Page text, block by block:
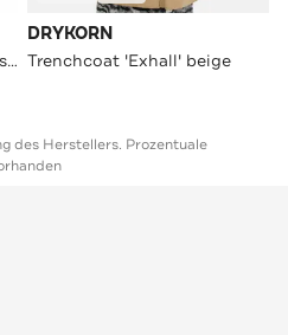
Fleecejacke 'Benton Springs' koralle
DRYKORN
Trenchcoat 'Exhall' beige
des Herstellers. Prozentuale